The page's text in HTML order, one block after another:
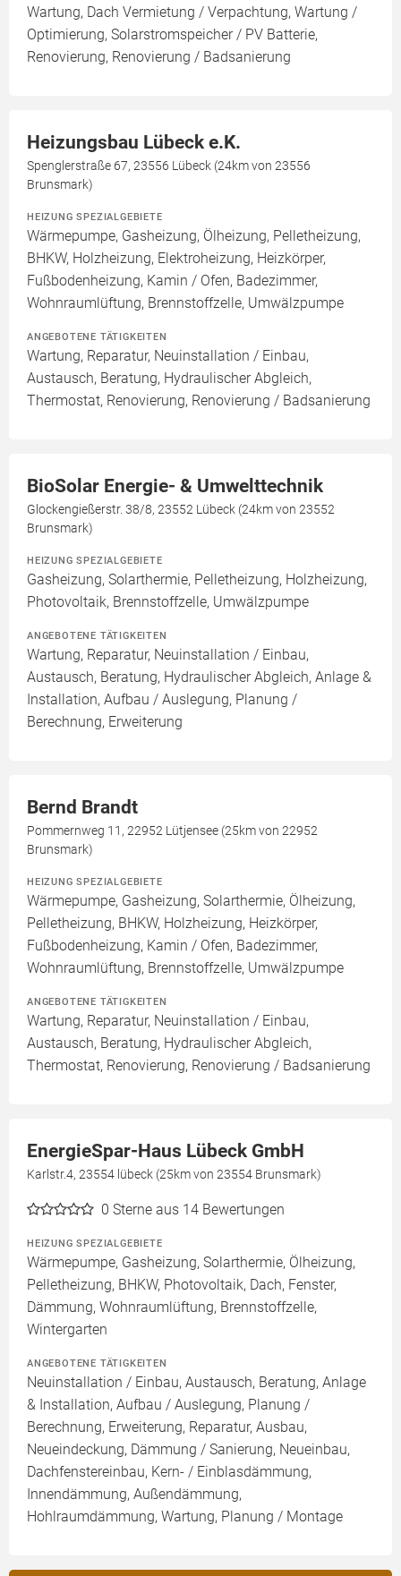
Wartung, Dach Vermietung / Verpachtung, Wartung /
Optimierung, Solarstromspeicher / PV Batterie,
Renovierung, Renovierung / Badsanierung
Heizungsbau Lübeck e.K.
Spenglerstraße 67, 23556 Lübeck (24km von 23556
Brunsmark)
HEIZUNG SPEZIALGEBIETE
Wärmepumpe, Gasheizung, Ölheizung, Pelletheizung,
BHKW, Holzheizung, Elektroheizung, Heizkörper,
Fußbodenheizung, Kamin / Ofen, Badezimmer,
Wohnraumlüftung, Brennstoffzelle, Umwälzpumpe
ANGEBOTENE TÄTIGKEITEN
Wartung, Reparatur, Neuinstallation / Einbau,
Austausch, Beratung, Hydraulischer Abgleich,
Thermostat, Renovierung, Renovierung / Badsanierung
BioSolar Energie- & Umwelttechnik
Glockengießerstr. 38/8, 23552 Lübeck (24km von 23552
Brunsmark)
HEIZUNG SPEZIALGEBIETE
Gasheizung, Solarthermie, Pelletheizung, Holzheizung,
Photovoltaik, Brennstoffzelle, Umwälzpumpe
ANGEBOTENE TÄTIGKEITEN
Wartung, Reparatur, Neuinstallation / Einbau,
Austausch, Beratung, Hydraulischer Abgleich, Anlage &
Installation, Aufbau / Auslegung, Planung /
Berechnung, Erweiterung
Bernd Brandt
Pommernweg 11, 22952 Lütjensee (25km von 22952
Brunsmark)
HEIZUNG SPEZIALGEBIETE
Wärmepumpe, Gasheizung, Solarthermie, Ölheizung,
Pelletheizung, BHKW, Holzheizung, Heizkörper,
Fußbodenheizung, Kamin / Ofen, Badezimmer,
Wohnraumlüftung, Brennstoffzelle, Umwälzpumpe
ANGEBOTENE TÄTIGKEITEN
Wartung, Reparatur, Neuinstallation / Einbau,
Austausch, Beratung, Hydraulischer Abgleich,
Thermostat, Renovierung, Renovierung / Badsanierung
EnergieSpar-Haus Lübeck GmbH
Karlstr.4, 23554 lübeck (25km von 23554 Brunsmark)
0 Sterne aus 14 Bewertungen
HEIZUNG SPEZIALGEBIETE
Wärmepumpe, Gasheizung, Solarthermie, Ölheizung,
Pelletheizung, BHKW, Photovoltaik, Dach, Fenster,
Dämmung, Wohnraumlüftung, Brennstoffzelle,
Wintergarten
ANGEBOTENE TÄTIGKEITEN
Neuinstallation / Einbau, Austausch, Beratung, Anlage
& Installation, Aufbau / Auslegung, Planung /
Berechnung, Erweiterung, Reparatur, Ausbau,
Neueindeckung, Dämmung / Sanierung, Neueinbau,
Dachfenstereinbau, Kern- / Einblasdämmung,
Innendämmung, Außendämmung,
Hohlraumdämmung, Wartung, Planung / Montage